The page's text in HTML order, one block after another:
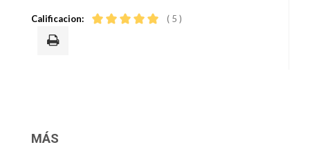
Calificacion: ( 5 )
MÁS